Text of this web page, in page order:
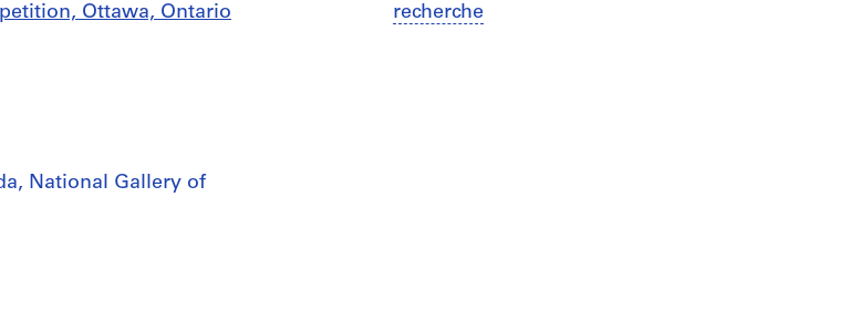
Ottawa, Ontario
National Gallery of
recherche